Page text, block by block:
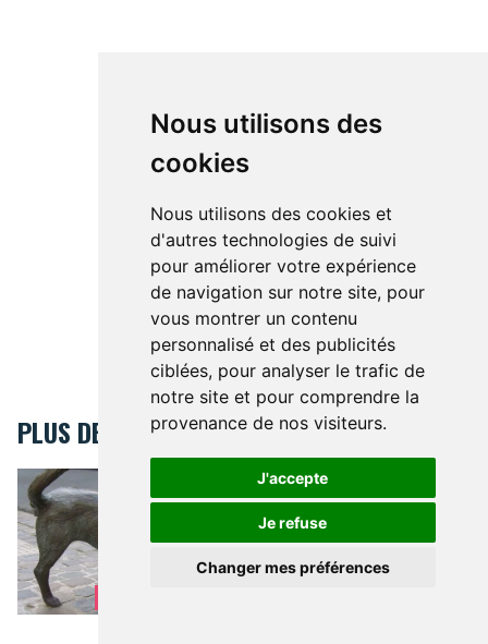
Nous utilisons des
cookies
Nous utilisons des cookies et
d'autres technologies de suivi
pour améliorer votre expérience
de navigation sur notre site, pour
vous montrer un contenu
personnalisé et des publicités
ciblées, pour analyser le trafic de
notre site et pour comprendre la
provenance de nos visiteurs.
J'accepte
Je refuse
Changer mes préférences
PLUS DE BRUSSELSLIFE
WAF WAF Bruxelles, une ville
adaptée aux chiens
Bruxelles, une ville adaptée aux chiens